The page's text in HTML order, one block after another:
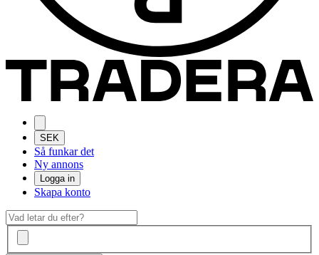
SEK
Så funkar det
Ny annons
Logga in
Skapa konto